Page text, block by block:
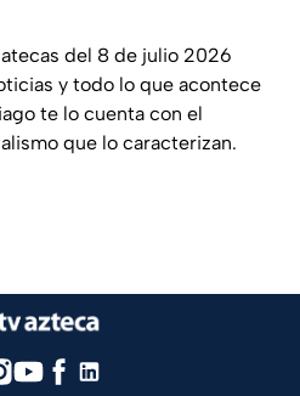
del 8 de julio 2026
y todo lo que acontece
te lo cuenta con el
que lo caracterizan.